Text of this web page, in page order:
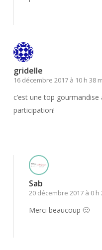
gridelle
16 décembre 2017 à 10 h 38
c’est une top
participation!
Sab
20 décembre 2017 à 0 h
Merci beaucoup 🙂